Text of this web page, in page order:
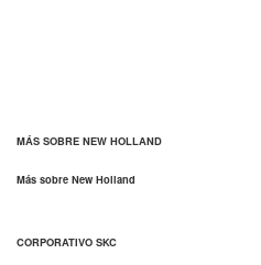
MÁS SOBRE NEW HOLLAND
Más sobre New Holland
CORPORATIVO SKC